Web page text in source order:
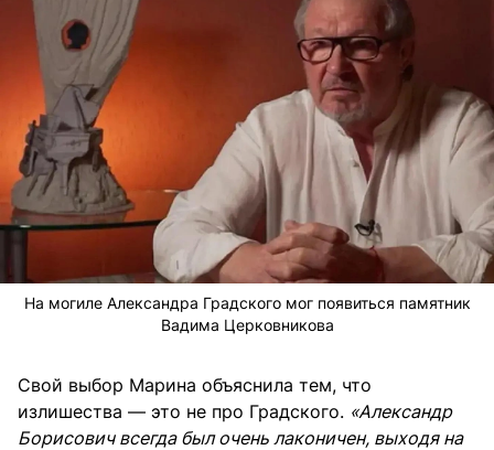
На могиле Александра Градского мог появиться памятник
Вадима Церковникова
Свой выбор Марина объяснила тем, что
излишества — это не про Градского. «Александр
Борисович всегда был очень лаконичен, выходя на